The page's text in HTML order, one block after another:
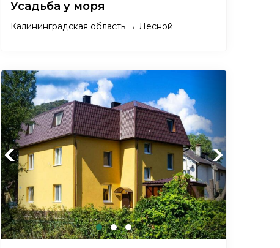
Усадьба у моря
Калининградская область → Лесной
Previous Next